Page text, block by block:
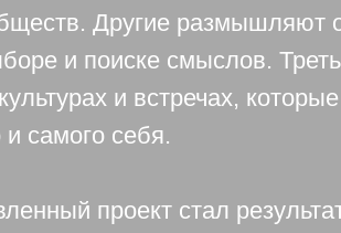
Другие размышляют
и поиске смыслов.
и встречах,
самого себя.
проект стал